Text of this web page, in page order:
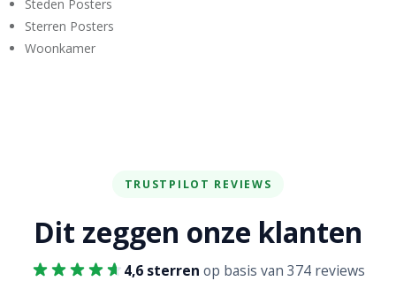
Steden Posters
Sterren Posters
Woonkamer
TRUSTPILOT REVIEWS
Dit zeggen onze klanten
4,6 sterren op basis van 374 reviews